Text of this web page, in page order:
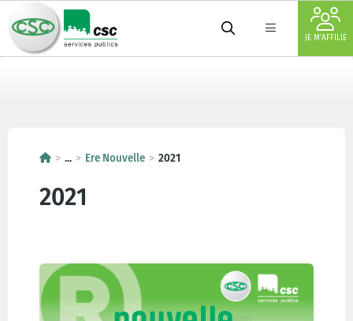
JE M'AFFILIE
... Ere Nouvelle 2021
2021